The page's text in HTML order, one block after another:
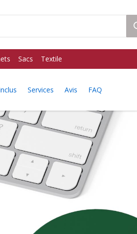
Sacs Textile
Services Avis FAQ